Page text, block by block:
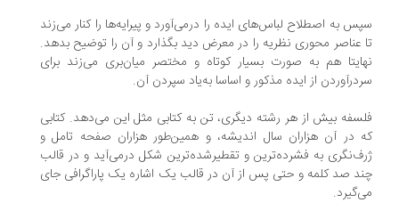
سپس به اصطلاح لباس‌های ایده را درمی‌آورد و پیرایه‌ها را کنار می‌زند
تا عناصر محوری نظریه را در معرض دید بگذارد و آن را توضیح بدهد.
نهایتا هم به صورت بسیار کوتاه و مختصر میان‌بری می‌زند برای
سردرآوردن از ایده مذکور و اساسا به‌یاد سپردن آن.
فلسفه بیش از هر رشته دیگری، تن به کتابی مثل این می‌دهد. کتابی
که در آن هزاران سال اندیشه، و همین‌طور هزاران صفحه تامل و
ژرف‌نگری به فشرده‌ترین و تقطیرشده‌ترین شکل درمی‌آید و در قالب
چند صد کلمه و حتی پس از آن در قالب یک اشاره یک پاراگرافی جای
می‌گیرد.